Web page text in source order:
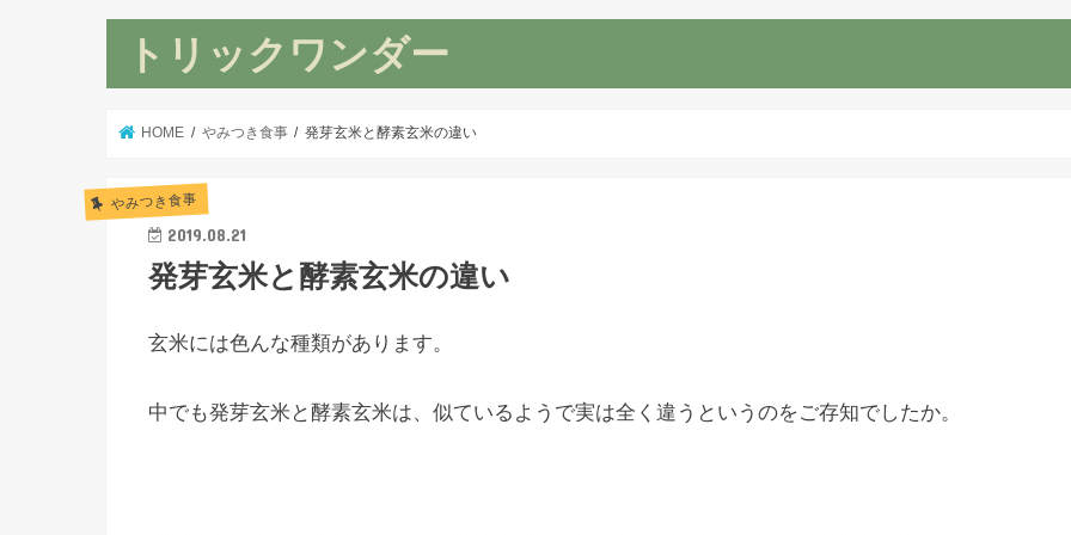
トリックワンダー
HOME やみつき食事 発芽玄米と酵素玄米の違い
やみつき食事
2019.08.21
発芽玄米と酵素玄米の違い
玄米には色んな種類があります。
中でも発芽玄米と酵素玄米は、似ているようで実は全く違うというのをご存知でしたか。